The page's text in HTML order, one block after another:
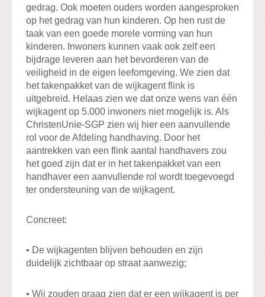
gedrag. Ook moeten ouders worden aangesproken
op het gedrag van hun kinderen. Op hen rust de
taak van een goede morele vorming van hun
kinderen. Inwoners kunnen vaak ook zelf een
bijdrage leveren aan het bevorderen van de
veiligheid in de eigen leefomgeving. We zien dat
het takenpakket van de wijkagent flink is
uitgebreid. Helaas zien we dat onze wens van één
wijkagent op 5.000 inwoners niet mogelijk is. Als
ChristenUnie-SGP zien wij hier een aanvullende
rol voor de Afdeling handhaving. Door het
aantrekken van een flink aantal handhavers zou
het goed zijn dat er in het takenpakket van een
handhaver een aanvullende rol wordt toegevoegd
ter ondersteuning van de wijkagent.
Concreet:
• De wijkagenten blijven behouden en zijn
duidelijk zichtbaar op straat aanwezig;
• Wij zouden graag zien dat er een wijkagent is per